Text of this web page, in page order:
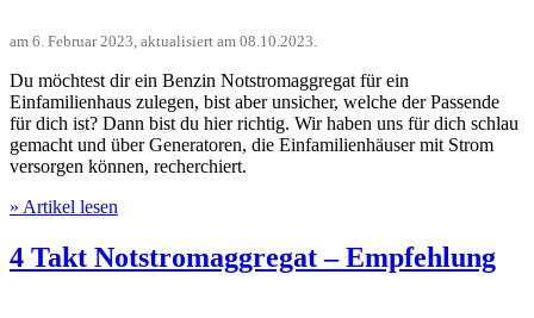
am 6. Februar 2023, aktualisiert am 08.10.2023.
Du möchtest dir ein Benzin Notstromaggregat für ein
Einfamilienhaus zulegen, bist aber unsicher, welche der Passende
für dich ist? Dann bist du hier richtig. Wir haben uns für dich schlau
gemacht und über Generatoren, die Einfamilienhäuser mit Strom
versorgen können, recherchiert.
» Artikel lesen
4 Takt Notstromaggregat – Empfehlung